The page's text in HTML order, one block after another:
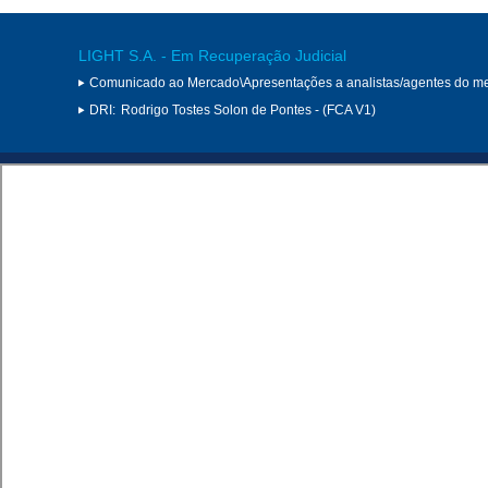
LIGHT S.A. - Em Recuperação Judicial
Comunicado ao Mercado\Apresentações a analistas/agentes do
DRI: Rodrigo Tostes Solon de Pontes - (FCA V1)